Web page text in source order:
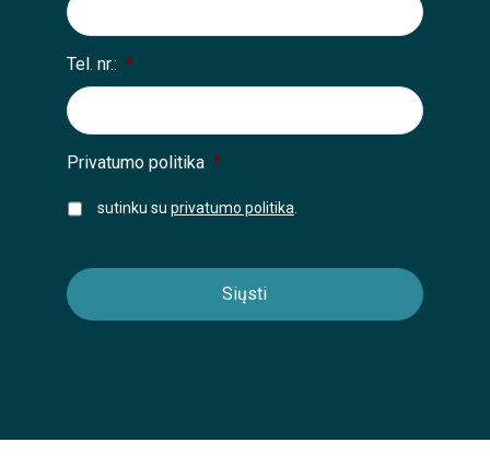
Tel. nr.: *
Privatumo politika *
sutinku su privatumo politika